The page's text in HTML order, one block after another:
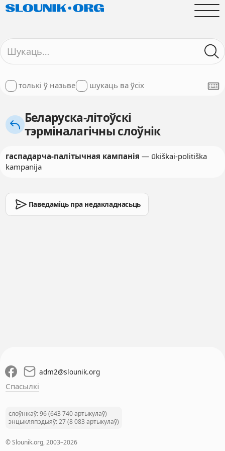
толькі ў назьве шукаць ва ўсіх
Беларуска-літоўскі
тэрміналагічны слоўнік
гаспадарча-палітычная кампанія — ūkiškai-politiška
kampanija
Паведаміць пра недакладнасьць
adm2@slounik.org
Спасылкі
слоўнікаў: 96 (643 740 артыкулаў)
энцыкляпэдыяў: 27 (8 083 артыкулаў)
© Slounik.org, 2003–2026